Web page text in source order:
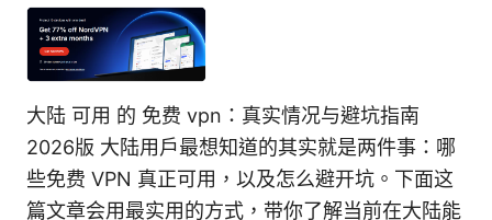
大陆 可用 的 免费 vpn：真实情况与避坑指南
2026版 大陆用戶最想知道的其实就是两件事：哪
些免费 VPN 真正可用，以及怎么避开坑。下面这
篇文章会用最实用的方式，带你了解当前在大陆能